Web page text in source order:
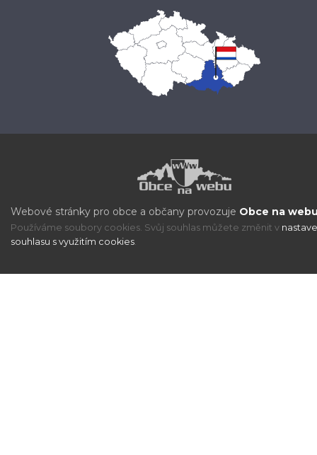
Webové stránky pro obce a občany provozuje Obce na
Používáme soubory cookies. Svůj souhlas můžete změnit v
souhlasu s využitím cookies.